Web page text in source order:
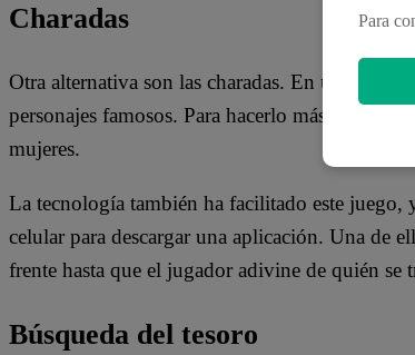
Charadas
Otra alternativa son las charadas. En una
personajes famosos. Para hacerlo más sencillo,
mujeres.
La tecnología también ha facilitado este juego,
celular para descargar una aplicación. Una de
frente hasta que el jugador adivine de quién se
Búsqueda del tesoro
Para